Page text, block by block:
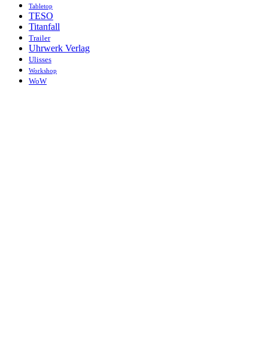
Tabletop
TESO
Titanfall
Trailer
Uhrwerk Verlag
Ulisses
Workshop
WoW